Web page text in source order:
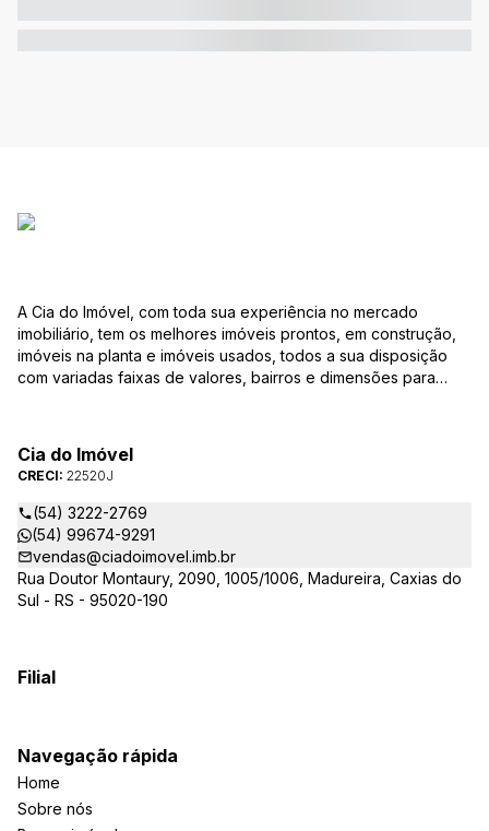
A Cia do Imóvel, com toda sua experiência no mercado
imobiliário, tem os melhores imóveis prontos, em construção,
imóveis na planta e imóveis usados, todos a sua disposição
com variadas faixas de valores, bairros e dimensões para
estarão sempre prontos para responder-lhe todas as suas
dúvidas sobre casas, apartamentos, terrenos, salas comerciais
e outros produtos imobiliários.
Cia do Imóvel
CRECI: 22520J
(54) 3222-2769
(54) 99674-9291
vendas@ciadoimovel.imb.br
Rua Doutor Montaury, 2090, 1005/1006, Madureira, Caxias do
Sul - RS - 95020-190
Filial
Navegação rápida
Home
Sobre nós